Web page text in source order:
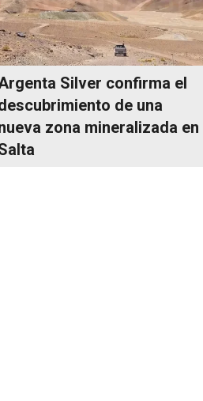
Silver confirma el
de una
zona mineralizada en